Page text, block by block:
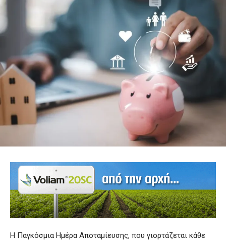
Η Παγκόσμια Ημέρα Αποταμίευσης, που γιορτάζεται κάθε